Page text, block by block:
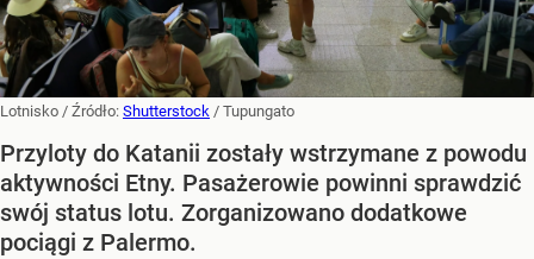
Lotnisko / Źródło: Shutterstock / Tupungato
Przyloty do Katanii zostały wstrzymane z powodu
aktywności Etny. Pasażerowie powinni sprawdzić
swój status lotu. Zorganizowano dodatkowe
pociągi z Palermo.